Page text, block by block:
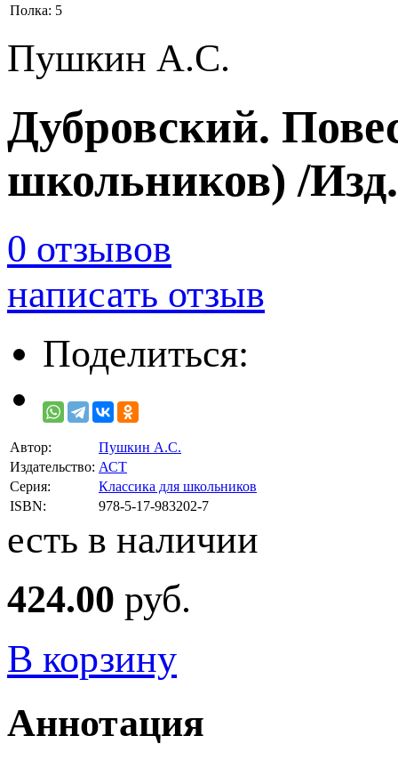
Полка: 5
Пушкин А.С.
Дубровский.
школьников) /
0 отзывов
написать отзыв
Поделиться:
Автор:
Пушкин А.С.
Издательство: АСТ
Серия:
Классика для школьников
ISBN:
978-5-17-983202-7
есть в наличии
424.00 руб.
В корзину
Аннотация